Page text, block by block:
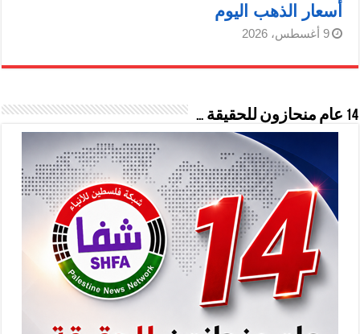
أسعار الذهب اليوم
9 أغسطس، 2026
14 عام منحازون للحقيقة …